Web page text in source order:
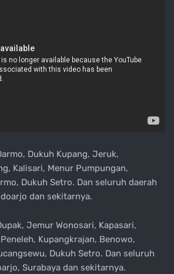
Dukuh Kupang, Jeruk,
Kalisari, Menur Pumpungan,
Dukuh Setro. Dan seluruh daerah
dan sekitarnya.
Jemur Wonosari, Kapasari,
Kupangkrajan, Benowo,
Dukuh Setro. Dan seluruh
Surabaya dan sekitarnya.